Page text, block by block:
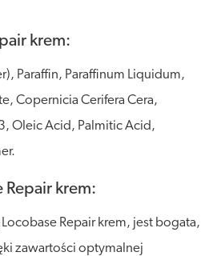
krem:
Paraffin, Paraffinum Liquidum,
Copernicia Cerifera Cera,
Oleic Acid, Palmitic Acid,
Repair krem:
Locobase Repair krem, jest bogata,
zawartości optymalnej